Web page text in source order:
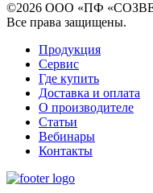
©2026 ООО «ПФ
Все права защищены.
Продукция
Сервис
Где купить
Доставка и оплата
О производителе
Статьи
Вебинары
Контакты